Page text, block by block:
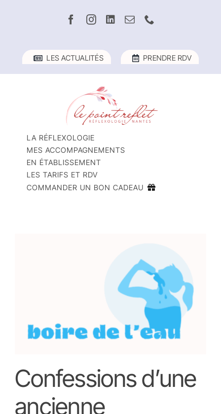
LES ACTUALITÉS PRENDRE RDV
LA RÉFLEXOLOGIE
MES ACCOMPAGNEMENTS
EN ÉTABLISSEMENT
LES TARIFS ET RDV
COMMANDER UN BON CADEAU
Confessions d’une
ancienne